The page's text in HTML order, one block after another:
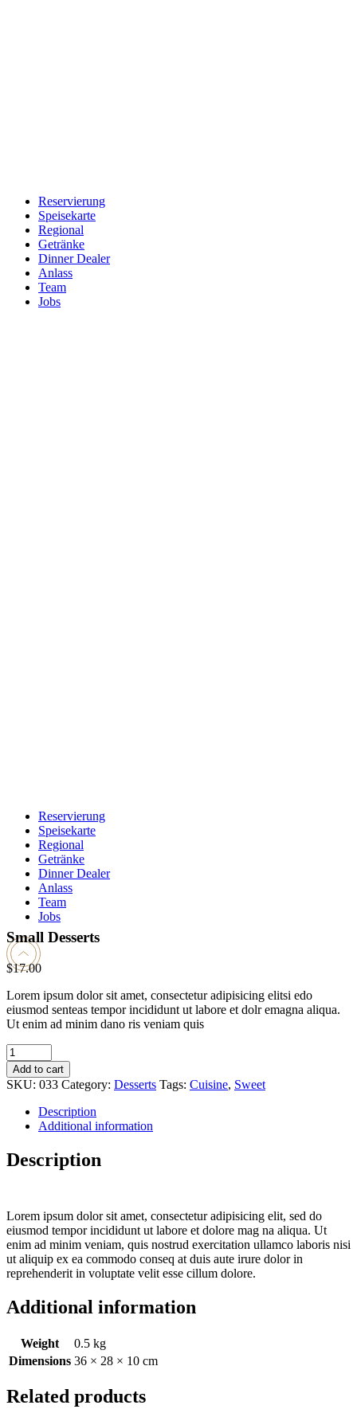
Reservierung
Speisekarte
Regional
Getränke
Dinner Dealer
Anlass
Team
Jobs
Reservierung
Speisekarte
Regional
Getränke
Dinner Dealer
Anlass
Team
Jobs
Small Desserts
$17.00
Lorem ipsum dolor sit amet, consectetur adipisicing elitsi edo
eiusmod senteas tempor incididunt ut labore et dolr emagna aliqua.
Ut enim ad minim dano ris veniam quis
Small
Desserts
quantity
Add to cart
SKU: 033 Category: Desserts Tags: Cuisine, Sweet
Description
Additional information
Description
Lorem ipsum dolor sit amet, consectetur adipisicing elit, sed do
eiusmod tempor incididunt ut labore et dolore mag na aliqua. Ut
enim ad minim veniam, quis nostrud exercitation ullamco laboris nisi
ut aliquip ex ea commodo conseq at duis aute irure dolor in
reprehenderit in voluptate velit esse cillum dolore.
Additional information
Weight
0.5 kg
Dimensions 36 × 28 × 10 cm
Related products